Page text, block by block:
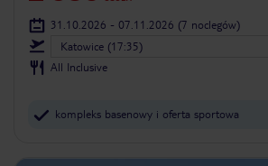
31.10.2026 - 07.11.2026 (7 noclegów)
Katowice (17:35)
All Inclusive
kompleks basenowy i oferta sportowa